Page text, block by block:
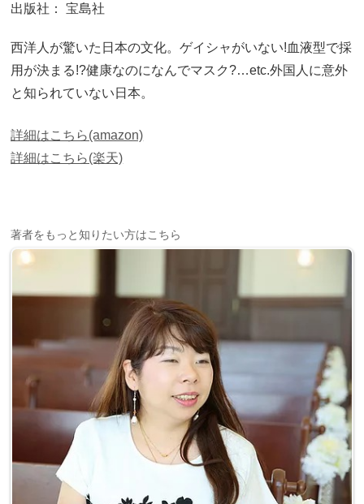
出版社： 宝島社
西洋人が驚いた日本の文化。ゲイシャがいない!血液型で採
用が決まる!?健康なのになんでマスク?…etc.外国人に意外
と知られていない日本。
詳細はこちら(amazon)
詳細はこちら(楽天)
著者をもっと知りたい方はこちら